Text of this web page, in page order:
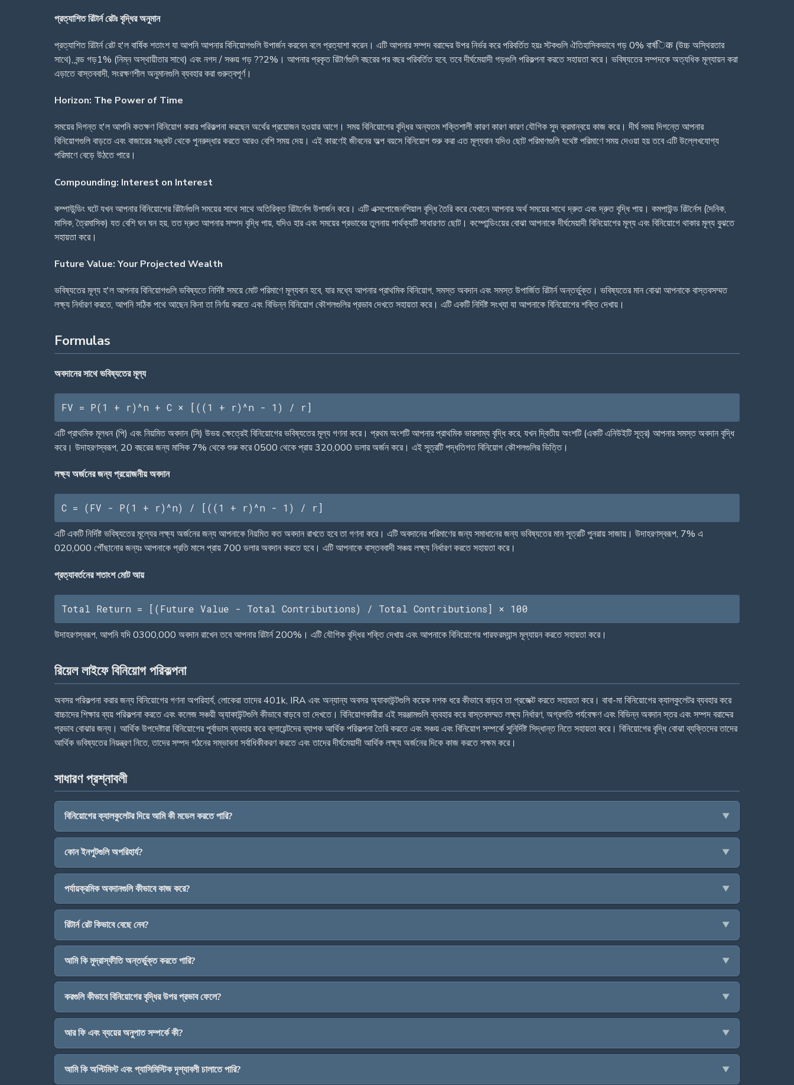
প্রত্যাশিত রিটার্ন রেটঃ বৃদ্ধির অনুমান
প্রত্যাশিত রিটার্ন রেট হ'ল বার্ষিক শতাংশ যা আপনি আপনার বিনিয়োগগুলি উপার্জন করবেন বলে প্রত্যাশা করেন। এটি আপনার সম্পদ বরাদ্দের উপর নির্ভর করে পরিবর্তিত হয়ঃ স্টকগুলি ঐতিহাসিকভাবে গড় 0% বার্ষिक (উচ্চ অস্থিরতার
সাথে), বন্ড গড়1% (নিম্ন অস্থায়ীতার সাথে) এবং নগদ / সঞ্চয় গড় ??2%। আপনার প্রকৃত রিটার্ণগুলি বছরের পর বছর পরিবর্তিত হবে, তবে দীর্ঘমেয়াদী গড়গুলি পরিকল্পনা করতে সহায়তা করে। ভবিষ্যতের সম্পদকে অত্যধিক মূল্যায়ন করা
এড়াতে বাস্তববাদী, সংরক্ষণশীল অনুমানগুলি ব্যবহার করা গুরুত্বপূর্ণ।
Horizon: The Power of Time
সময়ের দিগন্ত হ'ল আপনি কতক্ষণ বিনিয়োগ করার পরিকল্পনা করছেন অর্থের প্রয়োজন হওয়ার আগে। সময় বিনিয়োগের বৃদ্ধির অন্যতম শক্তিশালী কারণ কারণ কারণ যৌগিক সুদ ক্রমান্বয়ে কাজ করে। দীর্ঘ সময় দিগন্তে আপনার
বিনিয়োগগুলি বাড়তে এবং বাজারের সঙ্কট থেকে পুনরুদ্ধার করতে আরও বেশি সময় দেয়। এই কারণেই জীবনের অল্প বয়সে বিনিয়োগ শুরু করা এত মূল্যবান যদিও ছোট পরিমাণগুলি যথেষ্ট পরিমাণে সময় দেওয়া হয় তবে এটি উল্লেখযোগ্য
পরিমাণে বেড়ে উঠতে পারে।
Compounding: Interest on Interest
কম্পাউন্ডিং ঘটে যখন আপনার বিনিয়োগের রিটার্নগুলি সময়ের সাথে সাথে অতিরিক্ত রিটার্নেস উপার্জন করে। এটি এক্সপোজেনশিয়াল বৃদ্ধি তৈরি করে যেখানে আপনার অর্থ সময়ের সাথে দ্রুত এবং দ্রুত বৃদ্ধি পায়। কমপাউন্ড রিটর্নেস (দৈনিক,
মাসিক, ত্রৈমাসিক) যত বেশি ঘন ঘন হয়, তত দ্রুত আপনার সম্পদ বৃদ্ধি পায়, যদিও হার এবং সময়ের প্রভাবের তুলনায় পার্থক্যটি সাধারণত ছোট। কম্পোন্ডিংয়ের বোঝা আপনাকে দীর্ঘমেয়াদী বিনিয়োগের মূল্য এবং বিনিয়োগে থাকার মূল্য বুঝতে
সহায়তা করে।
Future Value: Your Projected Wealth
ভবিষ্যতের মূল্য হ'ল আপনার বিনিয়োগগুলি ভবিষ্যতে নির্দিষ্ট সময়ে মোট পরিমাণে মূল্যবান হবে, যার মধ্যে আপনার প্রাথমিক বিনিয়োগ, সমস্ত অবদান এবং সমস্ত উপার্জিত রিটার্ন অন্তর্ভুক্ত। ভবিষ্যতের মান বোঝা আপনাকে বাস্তবসম্মত
লক্ষ্য নির্ধারণ করতে, আপনি সঠিক পথে আছেন কিনা তা নির্ণয় করতে এবং বিভিন্ন বিনিয়োগ কৌশলগুলির প্রভাব দেখতে সহায়তা করে। এটি একটি নির্দিষ্ট সংখ্যা যা আপনাকে বিনিয়োগের শক্তি দেখায়।
Formulas
অবদানের সাথে ভবিষ্যতের মূল্য
FV = P(1 + r)^n + C × [((1 + r)^n - 1) / r]
এটি প্রাথমিক মূলধন (পি) এবং নিয়মিত অবদান (সি) উভয় ক্ষেত্রেই বিনিয়োগের ভবিষ্যতের মূল্য গণনা করে। প্রথম অংশটি আপনার প্রাথমিক ভারসাম্য বৃদ্ধি করে, যখন দ্বিতীয় অংশটি (একটি এনিউইটি সূত্র) আপনার সমস্ত অবদান বৃদ্ধি
করে। উদাহরণস্বরূপ, 20 বছরের জন্য মাসিক 7% থেকে শুরু করে 0500 থেকে প্রায় 320,000 ডলার অর্জন করে। এই সূত্রটি পদ্ধতিগত বিনিয়োগ কৌশলগুলির ভিত্তি।
লক্ষ্য অর্জনের জন্য প্রয়োজনীয় অবদান
C = (FV - P(1 + r)^n) / [((1 + r)^n - 1) / r]
এটি একটি নির্দিষ্ট ভবিষ্যতের মূল্যের লক্ষ্য অর্জনের জন্য আপনাকে নিয়মিত কত অবদান রাখতে হবে তা গণনা করে। এটি অবদানের পরিমাণের জন্য সমাধানের জন্য ভবিষ্যতের মান সূত্রটি পুনরায় সাজায়। উদাহরণস্বরূপ, 7% এ
020,000 পৌঁছানোর জন্যঃ আপনাকে প্রতি মাসে প্রায় 700 ডলার অবদান করতে হবে। এটি আপনাকে বাস্তববাদী সঞ্চয় লক্ষ্য নির্ধারণ করতে সহায়তা করে।
প্রত্যাবর্তনের শতাংশ মোট আয়
Total Return = [(Future Value - Total Contributions) / Total Contributions] × 100
উদাহরণস্বরূপ, আপনি যদি 0300,000 অবদান রাখেন তবে আপনার রিটার্ন 200%। এটি যৌগিক বৃদ্ধির শক্তি দেখায় এবং আপনাকে বিনিয়োগের পারফরম্যান্স মূল্যায়ন করতে সহায়তা করে।
রিয়েল লাইফে বিনিয়োগ পরিকল্পনা
অবসর পরিকল্পনা করার জন্য বিনিয়োগের গণনা অপরিহার্য, লোকেরা তাদের 401k, IRA এবং অন্যান্য অবসর অ্যাকাউন্টগুলি কয়েক দশক ধরে কীভাবে বাড়বে তা প্রজেক্ট করতে সহায়তা করে। বাবা-মা বিনিয়োগের ক্যালকুলেটর ব্যবহার করে
বাচ্চাদের শিক্ষার ব্যয় পরিকল্পনা করতে এবং কলেজ সঞ্চয়ী অ্যাকাউন্টগুলি কীভাবে বাড়বে তা দেখতে। বিনিয়োগকারীরা এই সরঞ্জামগুলি ব্যবহার করে বাস্তবসম্মত লক্ষ্য নির্ধারণ, অগ্রগতি পর্যবেক্ষণ এবং বিভিন্ন অবদান স্তর এবং সম্পদ বরাদ্দের
প্রভাব বোঝার জন্য। আর্থিক উপদেষ্টারা বিনিয়োগের পূর্বাভাস ব্যবহার করে ক্লায়েন্টদের ব্যাপক আর্থিক পরিকল্পনা তৈরি করতে এবং সঞ্চয় এবং বিনিয়োগ সম্পর্কে সুনির্দিষ্ট সিদ্ধান্ত নিতে সহায়তা করে। বিনিয়োগের বৃদ্ধি বোঝা ব্যক্তিদের তাদের
আর্থিক ভবিষ্যতের নিয়ন্ত্রণ নিতে, তাদের সম্পদ গঠনের সম্ভাবনা সর্বাধিকীকরণ করতে এবং তাদের দীর্ঘমেয়াদী আর্থিক লক্ষ্য অর্জনের দিকে কাজ করতে সক্ষম করে।
সাধারণ প্রশ্নাবলী
বিনিয়োগের ক্যালকুলেটর দিয়ে আমি কী মডেল করতে পারি?
কোন ইনপুটগুলি অপরিহার্য?
পর্যায়ক্রমিক অবদানগুলি কীভাবে কাজ করে?
রিটার্ন রেট কিভাবে বেছে নেব?
আমি কি মুদ্রাস্ফীতি অন্তর্ভুক্ত করতে পারি?
করগুলি কীভাবে বিনিয়োগের বৃদ্ধির উপর প্রভাব ফেলে?
আর ফি এবং ব্যয়ের অনুপাত সম্পর্কে কী?
আমি কি অপ্টিমিস্ট এবং প্যাসিমিস্টিক দৃশ্যাবলী চালাতে পারি?